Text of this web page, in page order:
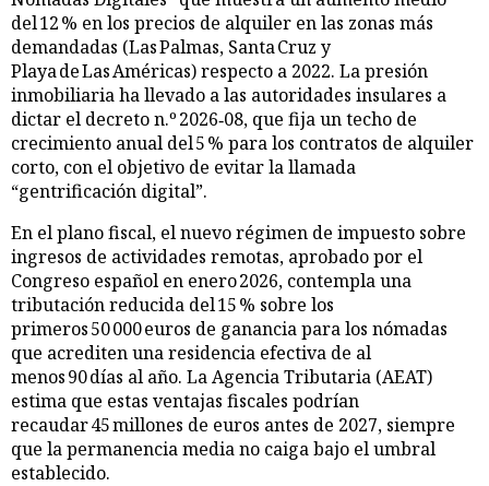
del 12 % en los precios de alquiler en las zonas más
demandadas (Las Palmas, Santa Cruz y
Playa de Las Américas) respecto a 2022. La presión
inmobiliaria ha llevado a las autoridades insulares a
dictar el decreto n.º 2026‑08, que fija un techo de
crecimiento anual del 5 % para los contratos de alquiler
corto, con el objetivo de evitar la llamada
“gentrificación digital”.
En el plano fiscal, el nuevo régimen de impuesto sobre
ingresos de actividades remotas, aprobado por el
Congreso español en enero 2026, contempla una
tributación reducida del 15 % sobre los
primeros 50 000 euros de ganancia para los nómadas
que acrediten una residencia efectiva de al
menos 90 días al año. La Agencia Tributaria (AEAT)
estima que estas ventajas fiscales podrían
recaudar 45 millones de euros antes de 2027, siempre
que la permanencia media no caiga bajo el umbral
establecido.